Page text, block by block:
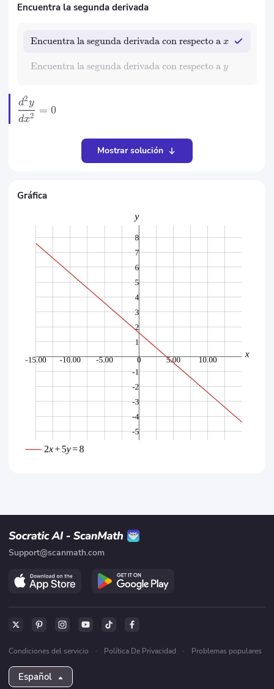
Encuentra la segunda derivada
Encuentra la segunda derivada con respecto a x
Encuentra la segunda derivada con respecto a y
dx2
d2y
= 0
Mostrar solución
Gráfica
Support@scanmath.com
Condiciones del servicio · Política De Privacidad · Problemas populares
Español